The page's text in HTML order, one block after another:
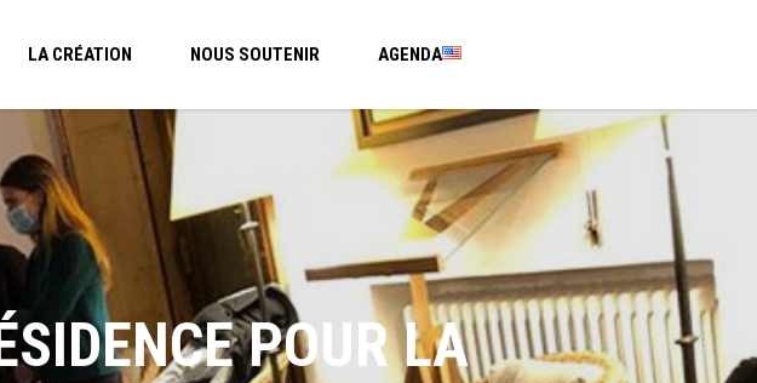
LA CRÉATION NOUS SOUTENIR AGENDA
POUR LA